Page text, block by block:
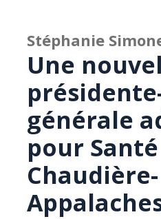
Stéphanie
Une
générale
pour
Chaudière-